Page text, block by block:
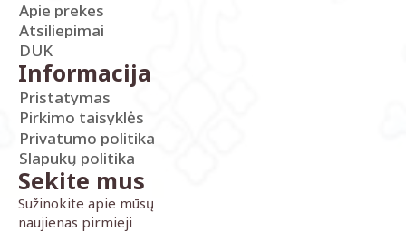
Apie prekes
Atsiliepimai
DUK
Informacija
Pristatymas
Pirkimo taisyklės
Privatumo politika
Slapukų politika
Sekite mus
Sužinokite apie mūsų
naujienas pirmieji